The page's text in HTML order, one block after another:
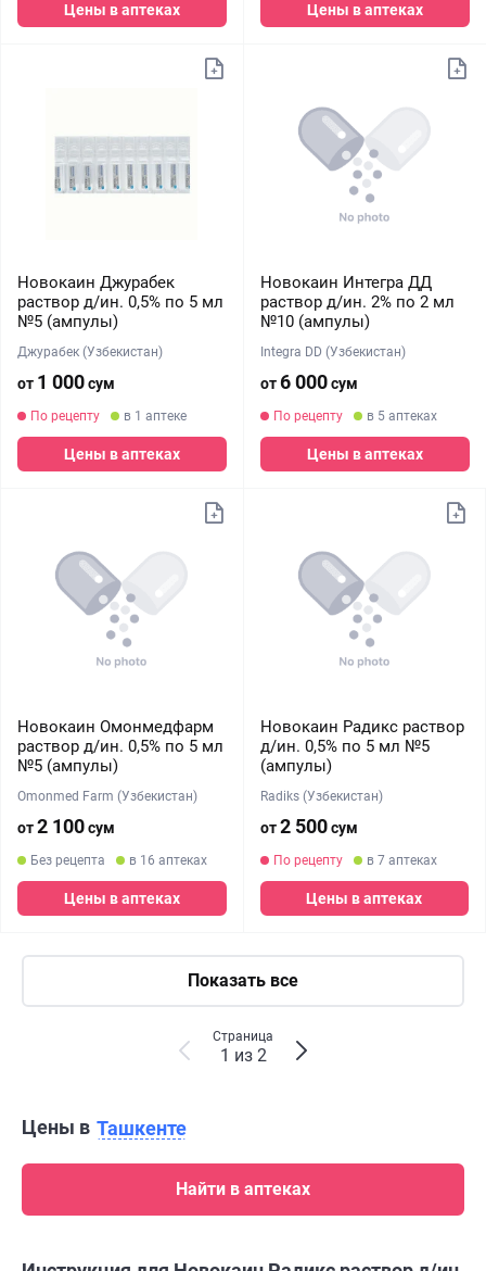
Цены в аптеках Цены в аптеках
Новокаин Джурабек
раствор д/ин. 0,5% по 5 мл
№5 (ампулы)
Джурабек (Узбекистан)
от 1 000сум
По рецепту в 1 аптеке
Цены в аптеках
Новокаин Интегра ДД
раствор д/ин. 2% по 2 мл
№10 (ампулы)
Integra DD (Узбекистан)
от6 000сум
По рецепту в 5 аптеках
Цены в аптеках
Новокаин Омонмедфарм
раствор д/ин. 0,5% по 5 мл
№5 (ампулы)
Omonmed Farm (Узбекистан)
от2 100сум
Без рецепта в 16 аптеках
Цены в аптеках
Новокаин Радикс раствор
д/ин. 0,5% по 5 мл №5
(ампулы)
Radiks (Узбекистан)
от2 500сум
По рецепту в 7 аптеках
Цены в аптеках
Показать все
Страница
1 из 2
Цены в Ташкенте
Найти в аптеках